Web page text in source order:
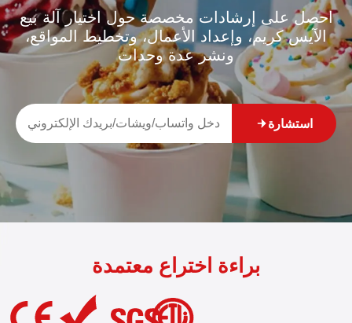
احصل على إرشادات مخصصة حول اختيار آلة بيع
الآيس كريم، وإعداد الأعمال، وتخطيط المواقع،
ونشر عدة وحدات
استشارة
براءة اختراع معتمدة